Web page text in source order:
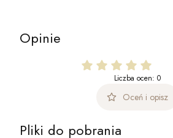
Opinie
Liczba ocen: 0
Oceń i opisz
Pliki do pobrania